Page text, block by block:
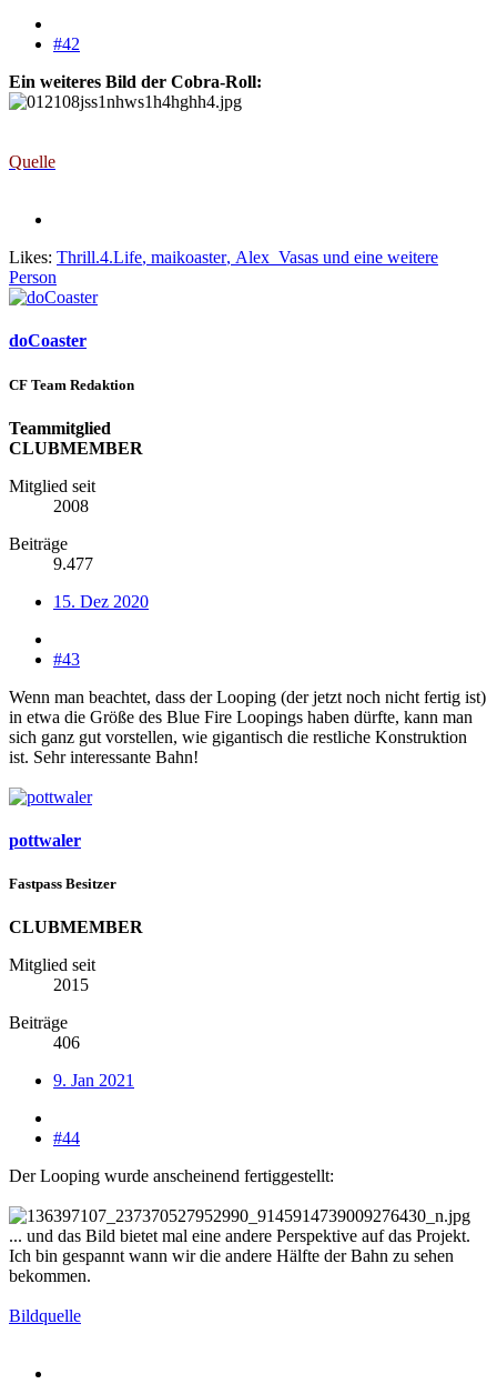
#42
Ein weiteres Bild der Cobra-Roll:
Quelle
Likes: Thrill.4.Life, maikoaster, Alex_Vasas und eine weitere
Person
doCoaster
CF Team Redaktion
Teammitglied
CLUBMEMBER
Mitglied seit
2008
Beiträge
9.477
15. Dez 2020
#43
Wenn man beachtet, dass der Looping (der jetzt noch nicht fertig ist)
in etwa die Größe des Blue Fire Loopings haben dürfte, kann man
sich ganz gut vorstellen, wie gigantisch die restliche Konstruktion
ist. Sehr interessante Bahn!
pottwaler
Fastpass Besitzer
CLUBMEMBER
Mitglied seit
2015
Beiträge
406
9. Jan 2021
#44
Der Looping wurde anscheinend fertiggestellt:
... und das Bild bietet mal eine andere Perspektive auf das Projekt.
Ich bin gespannt wann wir die andere Hälfte der Bahn zu sehen
bekommen.
Bildquelle